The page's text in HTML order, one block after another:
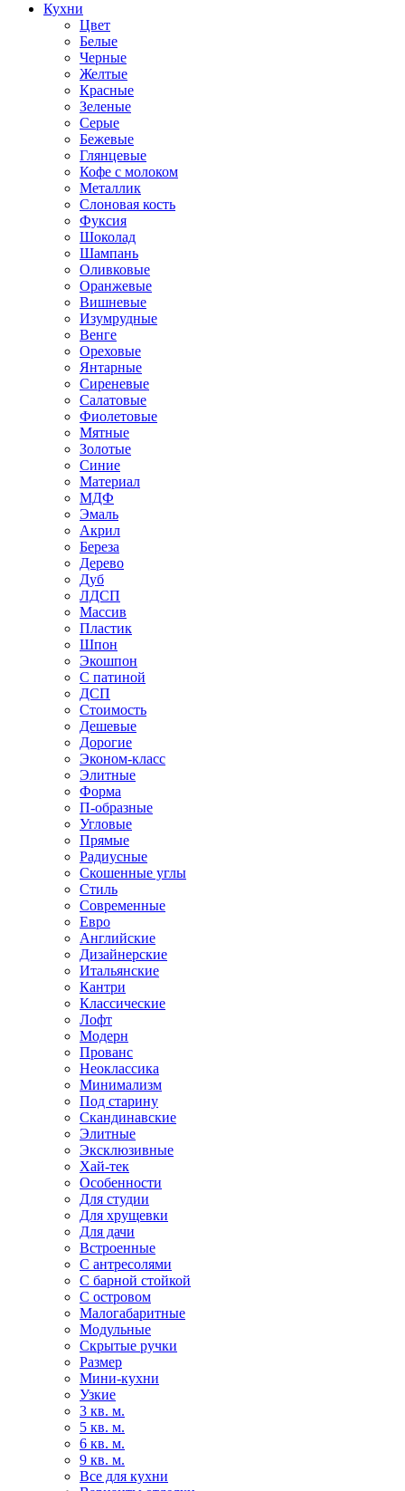
Кухни
Цвет
Белые
Черные
Желтые
Красные
Зеленые
Серые
Бежевые
Глянцевые
Кофе с молоком
Металлик
Слоновая кость
Фуксия
Шоколад
Шампань
Оливковые
Оранжевые
Вишневые
Изумрудные
Венге
Ореховые
Янтарные
Сиреневые
Салатовые
Фиолетовые
Мятные
Золотые
Синие
Материал
МДФ
Эмаль
Акрил
Береза
Дерево
Дуб
ЛДСП
Массив
Пластик
Шпон
Экошпон
С патиной
ДСП
Стоимость
Дешевые
Дорогие
Эконом-класс
Элитные
Форма
П-образные
Угловые
Прямые
Радиусные
Скошенные углы
Стиль
Современные
Евро
Английские
Дизайнерские
Итальянские
Кантри
Классические
Лофт
Модерн
Прованс
Неоклассика
Минимализм
Под старину
Скандинавские
Элитные
Эксклюзивные
Хай-тек
Особенности
Для студии
Для хрущевки
Для дачи
Встроенные
С антресолями
С барной стойкой
С островом
Малогабаритные
Модульные
Скрытые ручки
Размер
Мини-кухни
Узкие
3 кв. м.
5 кв. м.
6 кв. м.
9 кв. м.
Все для кухни